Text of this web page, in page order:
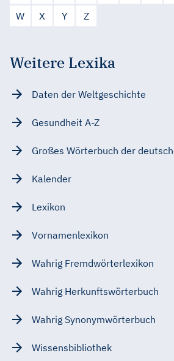
W
X Y Z
Weitere Lexika
Daten der Weltgeschichte
Gesundheit A-Z
Großes Wörterbuch der
Kalender
Lexikon
Vornamenlexikon
Wahrig Fremdwörterlexikon
Wahrig Herkunftswörterbuch
Wahrig Synonymwörterbuch
Wissensbibliothek